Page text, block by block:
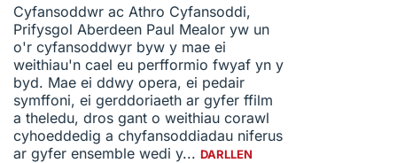
Cyfansoddwr ac Athro Cyfansoddi,
Prifysgol Aberdeen Paul Mealor yw un
o'r cyfansoddwyr byw y mae ei
weithiau'n cael eu perfformio fwyaf yn y
byd. Mae ei ddwy opera, ei pedair
symffoni, ei gerddoriaeth ar gyfer ffilm
a theledu, dros gant o weithiau corawl
cyhoeddedig a chyfansoddiadau niferus
ar gyfer ensemble wedi y... DARLLEN